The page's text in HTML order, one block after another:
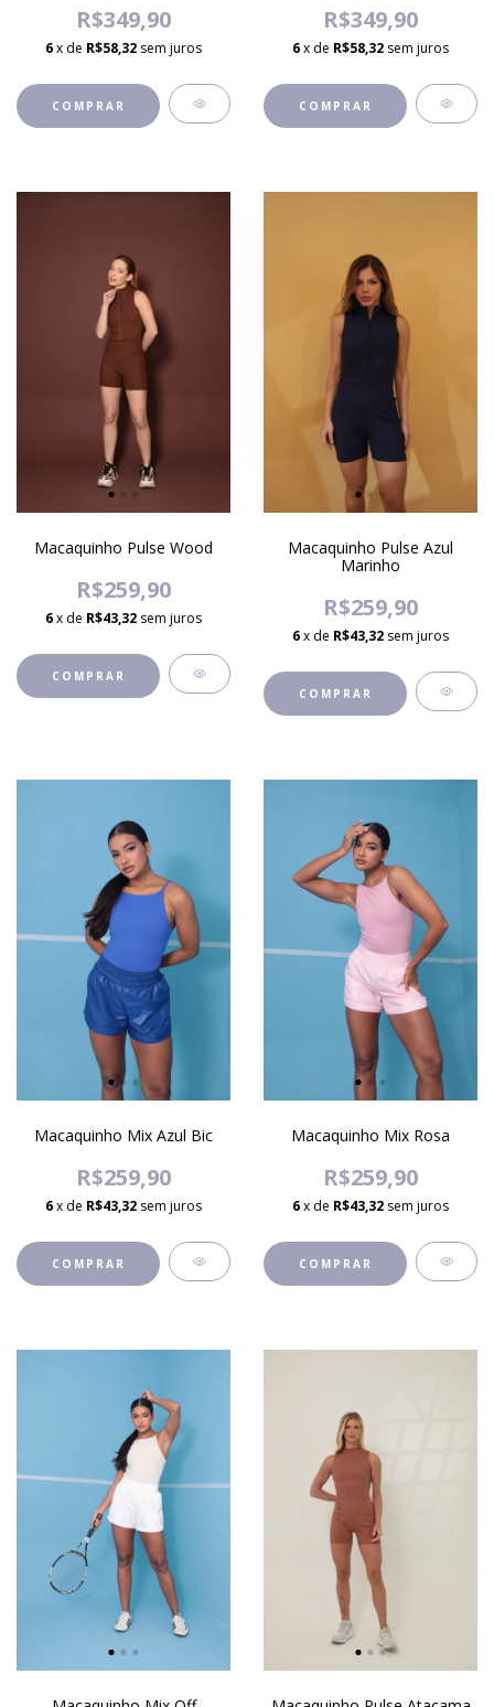
R$349,90
6x de R$58,32 sem juros
COMPRAR
R$349,90
6x de R$58,32 sem juros
COMPRAR
Macaquinho Pulse Wood
R$259,90
6x de R$43,32 sem juros
COMPRAR
Macaquinho Pulse Azul
Marinho
R$259,90
6x de R$43,32 sem juros
COMPRAR
Macaquinho Mix Azul Bic
R$259,90
6x de R$43,32 sem juros
COMPRAR
Macaquinho Mix Rosa
R$259,90
6x de R$43,32 sem juros
COMPRAR